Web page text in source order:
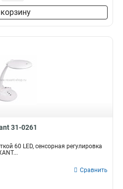
31-0261
60 LED, сенсорная регулировка
Сравнить